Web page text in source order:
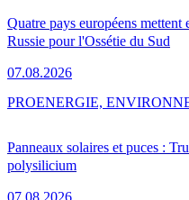
Quatre pays européens mettent
Russie pour l'Ossétie du Sud
07.08.2026
Panneaux solaires et puces :
polysilicium
PROENERGIE,